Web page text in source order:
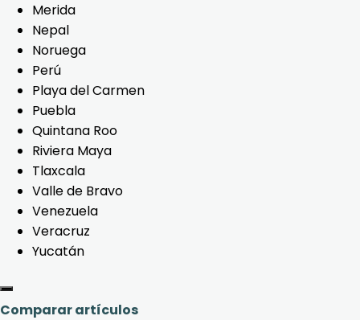
Merida
Nepal
Noruega
Perú
Playa del Carmen
Puebla
Quintana Roo
Riviera Maya
Tlaxcala
Valle de Bravo
Venezuela
Veracruz
Yucatán
Comparar artículos